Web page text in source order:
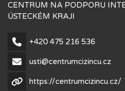
CENTRUM NA PODPORU
ÚSTECKÉM KRAJI
+420 475 216 536
usti@centrumcizincu.cz
https://centrumcizincu.cz/